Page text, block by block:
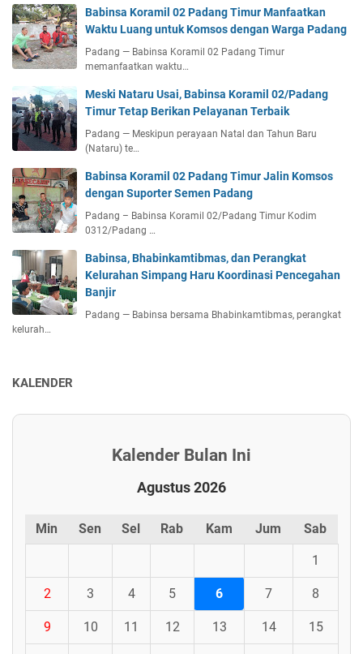
Babinsa Koramil 02 Padang Timur Manfaatkan
Waktu Luang untuk Komsos dengan Warga Padang
Padang — Babinsa Koramil 02 Padang Timur
memanfaatkan waktu…
Meski Nataru Usai, Babinsa Koramil 02/Padang
Timur Tetap Berikan Pelayanan Terbaik
Padang — Meskipun perayaan Natal dan Tahun Baru
(Nataru) te…
Babinsa Koramil 02 Padang Timur Jalin Komsos
dengan Suporter Semen Padang
Padang – Babinsa Koramil 02/Padang Timur Kodim
0312/Padang …
Babinsa, Bhabinkamtibmas, dan Perangkat
Kelurahan Simpang Haru Koordinasi Pencegahan
Banjir
Padang — Babinsa bersama Bhabinkamtibmas, perangkat
kelurah…
KALENDER
Kalender Bulan Ini
Agustus 2026
Min Sen Sel Rab Kam Jum Sab
1
2 3 4 5 6 7 8
9 10 11 12 13 14 15